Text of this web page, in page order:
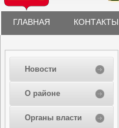
ГЛАВНАЯ КОНТАКТЫ
Новости
О районе
Органы власти